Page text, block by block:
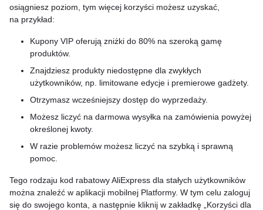
osiągniesz poziom, tym więcej korzyści możesz uzyskać,
na przykład:
Kupony VIP oferują zniżki do 80% na szeroką gamę
produktów.
Znajdziesz produkty niedostępne dla zwykłych
użytkowników, np. limitowane edycje i premierowe gadżety.
Otrzymasz wcześniejszy dostęp do wyprzedaży.
Możesz liczyć na darmowa wysyłka na zamówienia powyżej
określonej kwoty.
W razie problemów możesz liczyć na szybką i sprawną
pomoc.
Tego rodzaju kod rabatowy AliExpress dla stałych użytkowników
można znaleźć w aplikacji mobilnej Platformy. W tym celu zaloguj
się do swojego konta, a następnie kliknij w zakładkę „Korzyści dla